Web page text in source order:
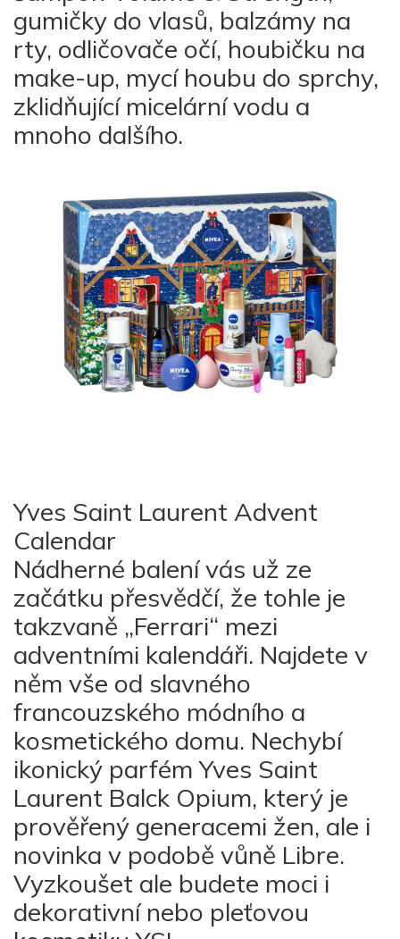
gumičky do vlasů, balzámy na
rty, odličovače očí, houbičku na
make-up, mycí houbu do sprchy,
zklidňující micelární vodu a
mnoho dalšího.
Yves Saint Laurent Advent
Calendar
Nádherné balení vás už ze
začátku přesvědčí, že tohle je
takzvaně „Ferrari“ mezi
adventními kalendáři. Najdete v
něm vše od slavného
francouzského módního a
kosmetického domu. Nechybí
ikonický parfém Yves Saint
Laurent Balck Opium, který je
prověřený generacemi žen, ale i
novinka v podobě vůně Libre.
Vyzkoušet ale budete moci i
dekorativní nebo pleťovou